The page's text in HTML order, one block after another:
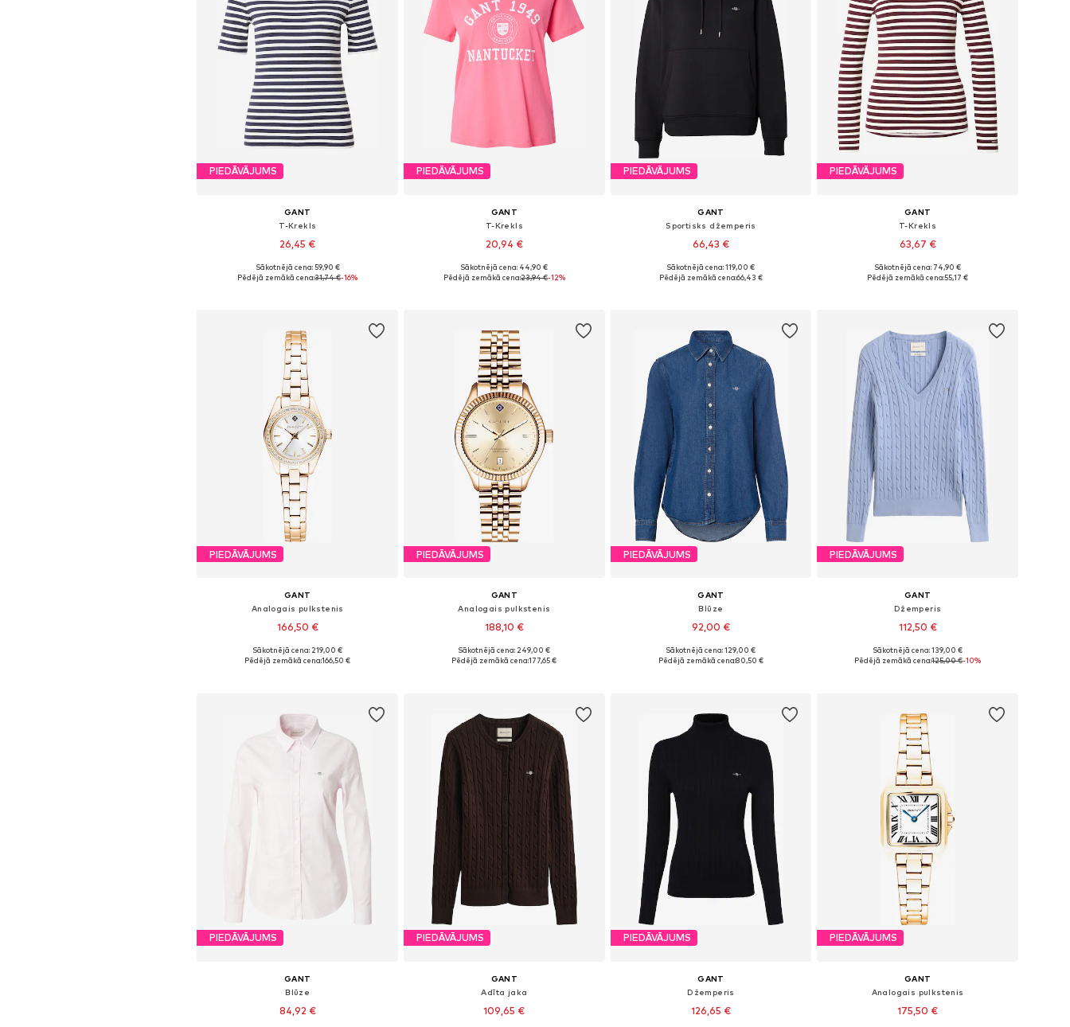
PIEDĀVĀJUMS
GANT
T-Krekls
26,45 €
Pieejamie izmēri: XS, S, M, XXL
Sākotnējā cena: 59,90 €
Pēdējā zemākā cena:31,74 €-16%
PIEDĀVĀJUMS
GANT
T-Krekls
20,94 €
Pieejamie izmēri: XS, S, M
Sākotnējā cena: 44,90 €
Pēdējā zemākā cena:23,94 €-12%
PIEDĀVĀJUMS
GANT
Sportisks džemperis
66,43 €
Pieejamie izmēri: XS, S, M, L, XL, XXL
Sākotnējā cena: 119,00 €
Pēdējā zemākā cena:66,43 €
PIEDĀVĀJUMS
GANT
T-Krekls
63,67 €
Pieejamie izmēri: XS, S, M, L, XL, XXL
Sākotnējā cena: 74,90 €
Pēdējā zemākā cena:55,17 €
PIEDĀVĀJUMS
GANT
Analogais pulkstenis
166,50 €
Pieejamie izmēri: One Size
Sākotnējā cena: 219,00 €
Pēdējā zemākā cena:166,50 €
PIEDĀVĀJUMS
GANT
Analogais pulkstenis
188,10 €
Pieejamie izmēri: One Size
Sākotnējā cena: 249,00 €
Pēdējā zemākā cena:177,65 €
PIEDĀVĀJUMS
GANT
Blūze
92,00 €
Pieejamie izmēri: XS, S, M, L, XL, XXL
Sākotnējā cena: 129,00 €
Pēdējā zemākā cena:80,50 €
PIEDĀVĀJUMS
GANT
Džemperis
112,50 €
Pieejamie izmēri: XS, S, M, L, XL, XXL
Sākotnējā cena: 139,00 €
Pēdējā zemākā cena:125,00 €-10%
PIEDĀVĀJUMS
GANT
Blūze
84,92 €
PIEDĀVĀJUMS
GANT
Adīta jaka
109,65 €
PIEDĀVĀJUMS
GANT
Džemperis
126,65 €
PIEDĀVĀJUMS
GANT
Analogais pulkstenis
175,50 €